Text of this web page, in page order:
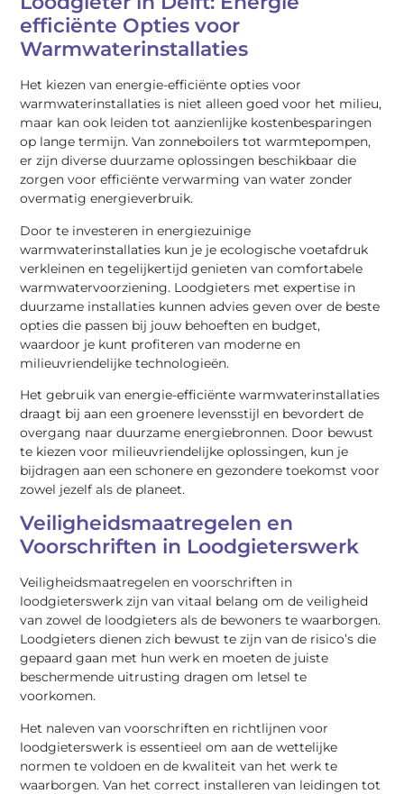
efficiënte Opties voor
Warmwaterinstallaties
Het kiezen van energie-efficiënte opties voor
warmwaterinstallaties is niet alleen goed voor het milieu,
maar kan ook leiden tot aanzienlijke kostenbesparingen
op lange termijn. Van zonneboilers tot warmtepompen,
er zijn diverse duurzame oplossingen beschikbaar die
zorgen voor efficiënte verwarming van water zonder
overmatig energieverbruik.
Door te investeren in energiezuinige
warmwaterinstallaties kun je je ecologische voetafdruk
verkleinen en tegelijkertijd genieten van comfortabele
warmwatervoorziening. Loodgieters met expertise in
duurzame installaties kunnen advies geven over de beste
opties die passen bij jouw behoeften en budget,
waardoor je kunt profiteren van moderne en
milieuvriendelijke technologieën.
Het gebruik van energie-efficiënte warmwaterinstallaties
draagt bij aan een groenere levensstijl en bevordert de
overgang naar duurzame energiebronnen. Door bewust
te kiezen voor milieuvriendelijke oplossingen, kun je
bijdragen aan een schonere en gezondere toekomst voor
zowel jezelf als de planeet.
Veiligheidsmaatregelen en
Voorschriften in Loodgieterswerk
Veiligheidsmaatregelen en voorschriften in
loodgieterswerk zijn van vitaal belang om de veiligheid
van zowel de loodgieters als de bewoners te waarborgen.
Loodgieters dienen zich bewust te zijn van de risico’s die
gepaard gaan met hun werk en moeten de juiste
beschermende uitrusting dragen om letsel te
voorkomen.
Het naleven van voorschriften en richtlijnen voor
loodgieterswerk is essentieel om aan de wettelijke
normen te voldoen en de kwaliteit van het werk te
waarborgen. Van het correct installeren van leidingen tot